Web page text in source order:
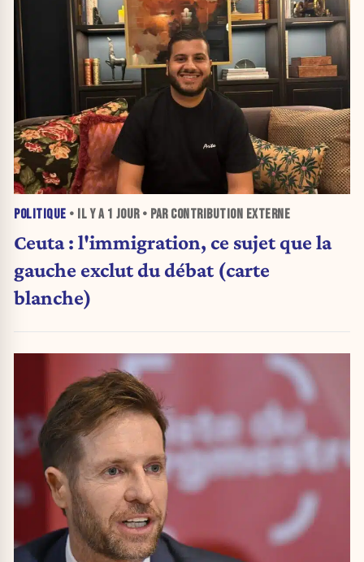
POLITIQUE • IL Y A 1 JOUR• PAR CONTRIBUTION EXTERNE
Ceuta : l'immigration, ce sujet que la
gauche exclut du débat (carte
blanche)